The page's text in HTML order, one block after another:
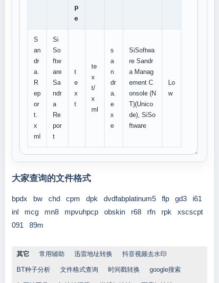
p
e
S
an
dr
a.
R
ep
or
t.
x
ml
Si
So
ftw
are
Sa
ndr
a
Re
por
t
t
e
x
t
te
x
t/
x
ml
s
a
n
dr
a.
e
x
e
SiSoftwa
re Sandr
a Manag
ement C
onsole (N
T)(Unico
de), SiSo
ftware
Lo
w
大家查询的文件格式
bpdx bw chd cpm dpk dvdfabplatinum5 flp gd3
i61
inl
mcg mn8 mpvuhpcp obskin r68 rfn rpk
xscscpt
091
89m
其它 常用辅助 迅雷地址转换 抖音视频去水印
BT种子分析 文件格式查询 时间戳转换 google搜索